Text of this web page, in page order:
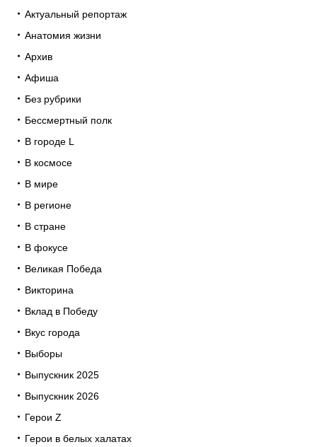
Актуальный репортаж
Анатомия жизни
Архив
Афиша
Без рубрики
Бессмертный полк
В городе L
В космосе
В мире
В регионе
В стране
В фокусе
Великая Победа
Викторина
Вклад в Победу
Вкус города
Выборы
Выпускник 2025
Выпускник 2026
Герои Z
Герои в белых халатах